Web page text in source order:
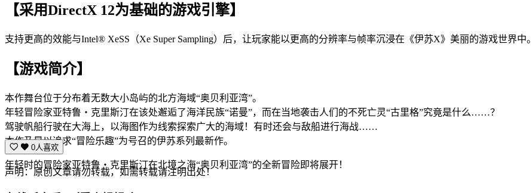
【采用DirectX 12为基础的游戏引擎】
支持更高的效能与Intel® XeSS（Xe Super Sampling）后，让玩家能以更高的分辨率与帧率沉浸在《伊苏X》美丽的游戏世界中。
【游戏简介】
本作舞台位于分布着无数大小岛屿的北方海域“奥贝利亚湾”。
年轻冒险家亚特鲁・克里斯汀在该处邂逅了海洋民族“诺曼”，而在当地袭击人们的不死亡灵“古里格”究竟是什么……？
驾驶帆船行驶在大海上，以海图作为线索探索广大的海域！有时还会与敌船进行海战……
本作乃是以追求“冒险乐趣”为号召的伊苏系列最新作。
年轻时的冒险家亚特鲁・克里斯汀在北境之海“奥贝利亚湾”的全新冒险即将展开！
0人喜欢
声明：原创文章请勿转载，如需转载请注明出处！